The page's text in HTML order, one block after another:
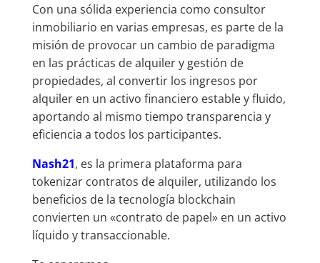
Con una sólida experiencia como consultor
inmobiliario en varias empresas, es parte de la
misión de provocar un cambio de paradigma
en las prácticas de alquiler y gestión de
propiedades, al convertir los ingresos por
alquiler en un activo financiero estable y fluido,
aportando al mismo tiempo transparencia y
eficiencia a todos los participantes.
Nash21, es la primera plataforma para
tokenizar contratos de alquiler, utilizando los
beneficios de la tecnología blockchain
convierten un «contrato de papel» en un activo
líquido y transaccionable.